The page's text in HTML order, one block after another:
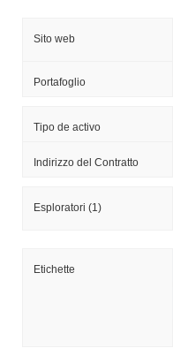
Sito web
Portafoglio
Tipo de activo
Indirizzo del Contratto
Esploratori (1)
Etichette